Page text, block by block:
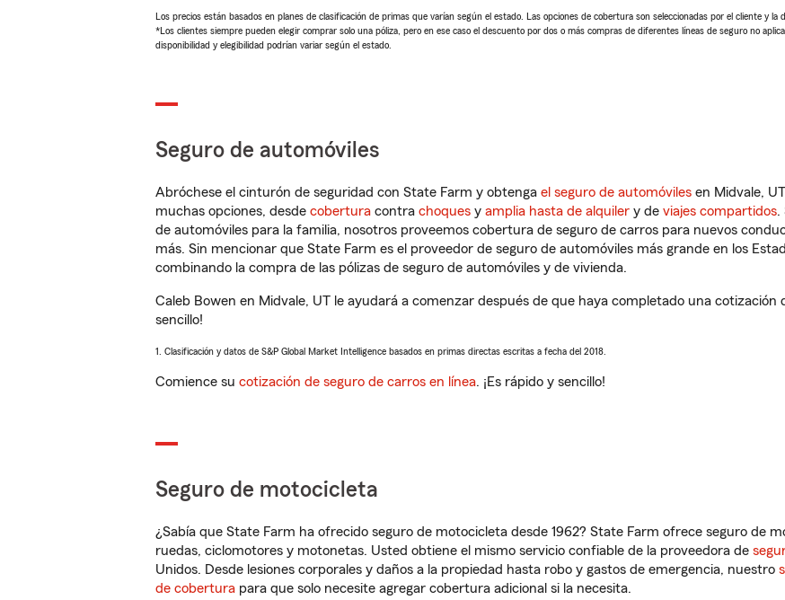
Los precios están basados en planes de clasificación de primas que varían según el estado. Las opciones de cobertura son seleccionadas por el cliente y la
*Los clientes siempre pueden elegir comprar solo una póliza, pero en ese caso el descuento por dos o más compras de diferentes líneas de seguro no
disponibilidad y elegibilidad podrían variar según el estado.
Seguro de automóviles
Abróchese el cinturón de seguridad con State Farm y obtenga el seguro de automóviles en Midvale,
muchas opciones, desde cobertura contra choques y amplia hasta de alquiler y de viajes compartidos.
de automóviles para la familia, nosotros proveemos cobertura de seguro de carros para nuevos
más. Sin mencionar que State Farm es el proveedor de seguro de automóviles más grande en los
combinando la compra de las pólizas de seguro de automóviles y de vivienda.
Caleb Bowen en Midvale, UT le ayudará a comenzar después de que haya completado una cotización
sencillo!
1. Clasificación y datos de S&P Global Market Intelligence basados en primas directas escritas a fecha del 2018.
Comience su cotización de seguro de carros en línea. ¡Es rápido y sencillo!
Seguro de motocicleta
¿Sabía que State Farm ha ofrecido seguro de motocicleta desde 1962? State Farm ofrece seguro de
ruedas, ciclomotores y motonetas. Usted obtiene el mismo servicio confiable de la proveedora de
Unidos. Desde lesiones corporales y daños a la propiedad hasta robo y gastos de emergencia, nuestro
de cobertura para que solo necesite agregar cobertura adicional si la necesita.